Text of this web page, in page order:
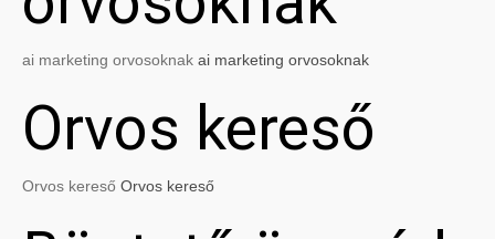
ai marketing orvosoknak ai marketing orvosoknak
Orvos kereső
Orvos kereső Orvos kereső